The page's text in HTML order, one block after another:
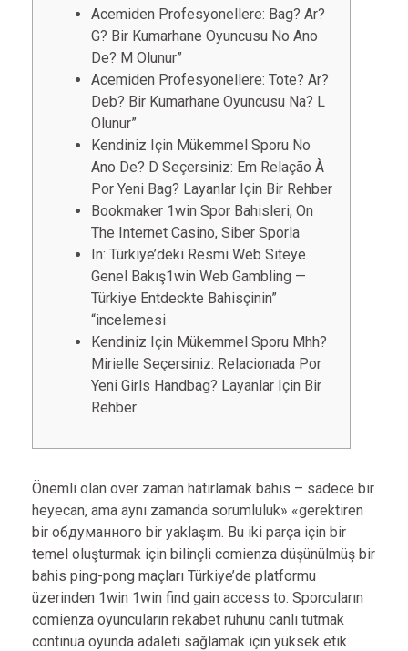
Acemiden Profesyonellere: Bag? Ar?
G? Bir Kumarhane Oyuncusu No Ano
De? M Olunur”
Acemiden Profesyonellere: Tote? Ar?
Deb? Bir Kumarhane Oyuncusu Na? L
Olunur”
Kendiniz Için Mükemmel Sporu No
Ano De? D Seçersiniz: Em Relação À
Por Yeni Bag? Layanlar Için Bir Rehber
Bookmaker 1win Spor Bahisleri, On
The Internet Casino, Siber Sporla
In: Türkiye’deki Resmi Web Siteye
Genel Bakış1win Web Gambling —
Türkiye Entdeckte Bahisçinin”
“incelemesi
Kendiniz Için Mükemmel Sporu Mhh?
Mirielle Seçersiniz: Relacionada Por
Yeni Girls Handbag? Layanlar Için Bir
Rehber
Önemli olan over zaman hatırlamak bahis – sadece bir
heyecan, ama aynı zamanda sorumluluk» «gerektiren
bir обдуманного bir yaklaşım. Bu iki parça için bir
temel oluşturmak için bilinçli comienza düşünülmüş bir
bahis ping-pong maçları Türkiye’de platformu
üzerinden 1win 1win find gain access to. Sporcuların
comienza oyuncuların rekabet ruhunu canlı tutmak
continua oyunda adaleti sağlamak için yüksek etik